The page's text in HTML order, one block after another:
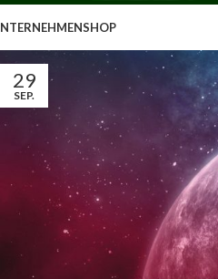
SHOP
29
SEP.